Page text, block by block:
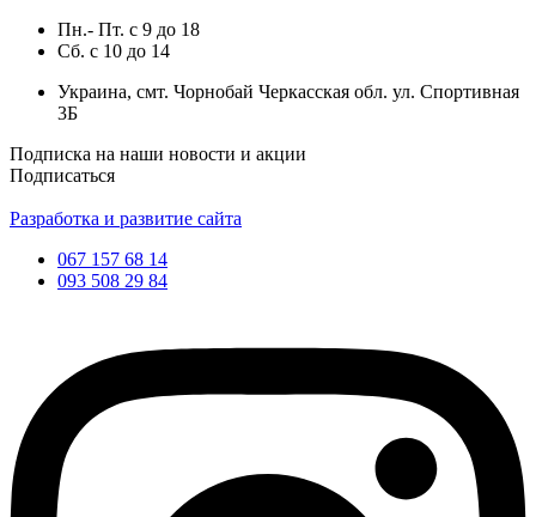
Пн.- Пт. с 9 до 18
Сб. с 10 до 14
Украина, смт. Чорнобай Черкасская обл. ул. Спортивная
3Б
Подписка на наши новости и акции
Подписаться
Разработка и развитие сайта
067 157 68 14
093 508 29 84